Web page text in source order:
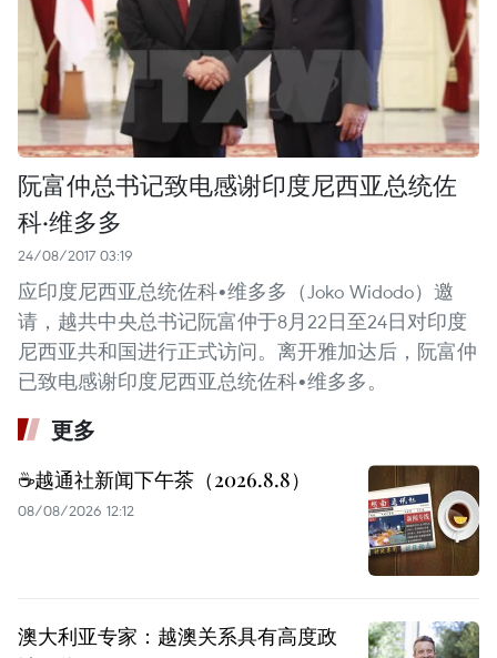
阮富仲总书记致电感谢印度尼西亚总统佐
科·维多多
24/08/2017 03:19
应印度尼西亚总统佐科•维多多（Joko Widodo）邀
请，越共中央总书记阮富仲于8月22日至24日对印度
尼西亚共和国进行正式访问。离开雅加达后，阮富仲
已致电感谢印度尼西亚总统佐科•维多多。
更多
☕️越通社新闻下午茶（2026.8.8）
08/08/2026 12:12
澳大利亚专家：越澳关系具有高度政